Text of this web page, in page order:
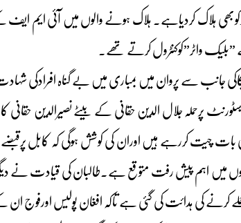
ہلاک کردیاہے۔ ہلاک ہونے والوں میں
واٹر”کوکنٹرول کرتے تھے۔
جانب سے پروان میں بمباری میں بے گناہ افرادکی
پرحملہ جلال الدین حقانی کے بیٹے نصیرالدین
بات چیت کررہے ہیں اوران کی کوشش ہوگی کہ کابل
دنوں میں اہم پیش رفت متوقع ہے۔طالبان کی قیادت نے
کرنے کی ہدائت کی گئی ہے تاکہ افغان پولیس اورفوج ان کے